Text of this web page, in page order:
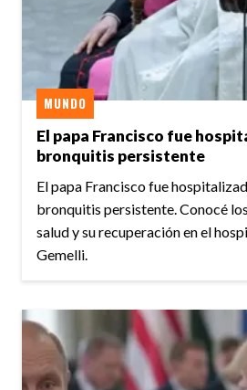
El papa Francisco fue
bronquitis persistente
MUNDO
El papa Francisco fue
bronquitis persistente. Conocé
salud y su recuperación en el
Gemelli.